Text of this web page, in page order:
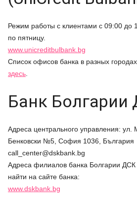
Режим работы с клиентами с 09:00 до
по пятницу.
www.unicreditbulbank.bg
Список офисов банка в разных
здесь
Банк Болгарии
Адреса центрального управления: ул.
Бенковски №5, София 1036, България
call_center@dskbank.bg
Адреса филиалов банка Болгарии ДСК
найти на сайте банка:
www.dskbank.bg